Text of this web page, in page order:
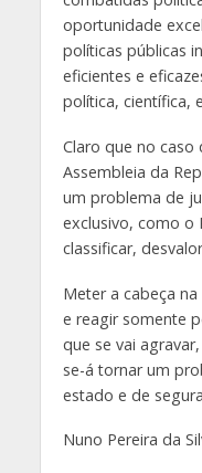
oportunidade
políticas públicas
eficientes e
política, científica,
Claro que no caso
Assembleia da
um problema de
exclusivo, como o
classificar,
Meter a cabeça
e reagir somente
que se vai
se-á tornar um
estado e de
Nuno Pereira da